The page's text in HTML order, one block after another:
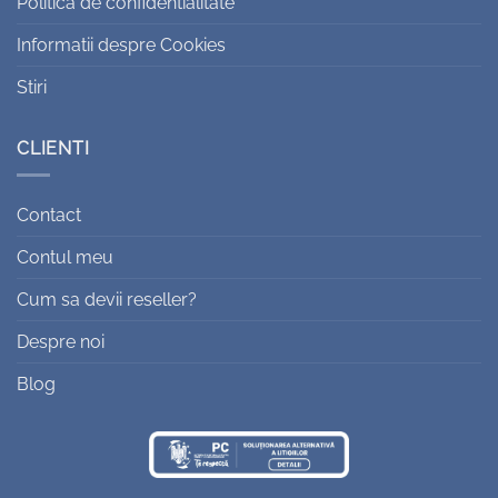
Informatii despre Cookies
Stiri
CLIENTI
Contact
Contul meu
Cum sa devii reseller?
Despre noi
Blog